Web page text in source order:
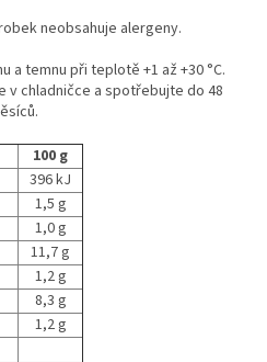
neobsahuje alergeny.
a temnu při teplotě +1 až +30 °C.
chladničce a spotřebujte do 48
100 g
396 kJ
1,5 g
1,0 g
11,7 g
1,2 g
8,3 g
1,2 g